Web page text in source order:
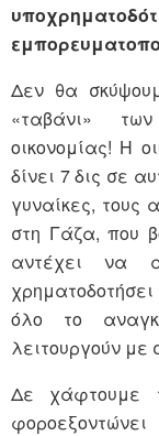
Δεν θα
«ταβάνι»
οικονομίας! Η
δίνει 7 δις σε
γυναίκες, τους
στη Γάζα, που
αντέχει να
όλο το
λειτουργούν με
Δε χάφτουμε